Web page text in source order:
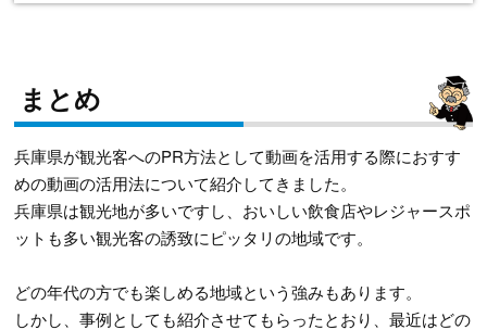
まとめ
兵庫県が観光客へのPR方法として動画を活用する際におすす
めの動画の活用法について紹介してきました。
兵庫県は観光地が多いですし、おいしい飲食店やレジャースポ
ットも多い観光客の誘致にピッタリの地域です。
どの年代の方でも楽しめる地域という強みもあります。
しかし、事例としても紹介させてもらったとおり、最近はどの